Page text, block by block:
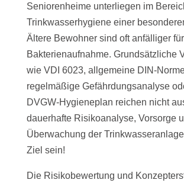
Seniorenheime unterliegen im
Trinkwasserhygiene einer
Ältere Bewohner sind oft anfälliger
Bakterienaufnahme. Grundsätzliche
wie VDI 6023, allgemeine DIN-
regelmäßige Gefährdungsanalyse
DVGW-Hygieneplan reichen nicht
dauerhafte Risikoanalyse, Vorsorge
Überwachung der
Ziel sein!
Die Risikobewertung und